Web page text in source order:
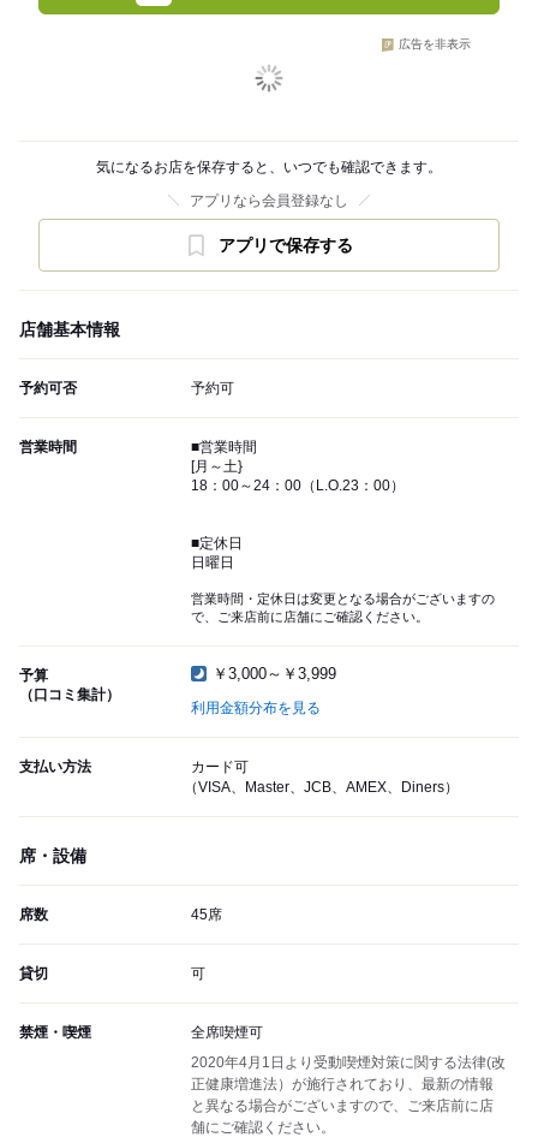
広告を非表示
気になるお店を保存すると、いつでも確認できます。
アプリなら会員登録なし
アプリで保存する
店舗基本情報
予約可否 予約可
営業時間
■営業時間
[月～土}
18：00～24：00（L.O.23：00）
■定休日
日曜日
営業時間・定休日は変更となる場合がございますの
で、ご来店前に店舗にご確認ください。
予算
（口コミ集計）
￥3,000～￥3,999
利用金額分布を見る
支払い方法
カード可
（VISA、Master、JCB、AMEX、Diners）
席・設備
席数 45席
貸切 可
禁煙・喫煙
全席喫煙可
2020年4月1日より受動喫煙対策に関する法律(改
正健康増進法）が施行されており、最新の情報
と異なる場合がございますので、ご来店前に店
舗にご確認ください。